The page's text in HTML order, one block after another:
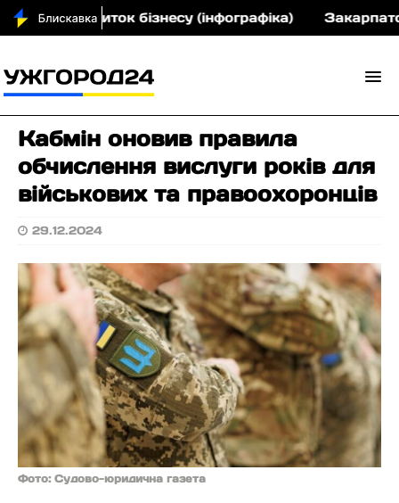
розвиток бізнесу (інфографіка)
Кабмін оновив правила
обчислення вислуги років для
військових та правоохоронців
29.12.2024
Фото: Судово-юридична газета